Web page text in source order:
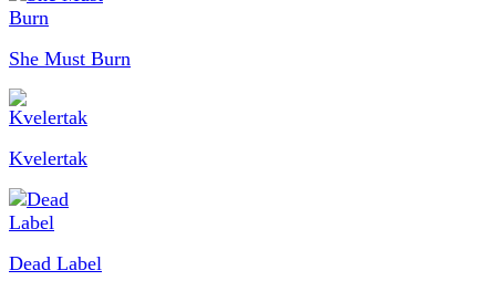
She Must Burn
Kvelertak
Dead Label